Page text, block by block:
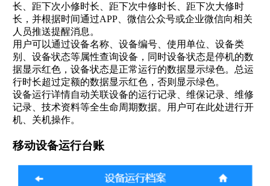
长、距下次小修时长、距下次中修时长、距下次大修时
长，并根据时间通过APP、微信公众号或企业微信向相关
人员推送提醒消息。
用户可以通过设备名称、设备编号、使用单位、设备类
别、设备状态等属性查询设备，同时设备状态是停机的数
据显示红色，设备状态是正常运行的数据显示绿色。总运
行时长超过定额的数据显示红色，否则显示绿色。
设备运行详情自动关联设备的运行记录、维保记录、维修
记录、技术资料等全生命周期数据。用户可在此处进行开
机、关机操作。
移动设备运行台账